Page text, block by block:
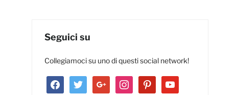
Seguici su
Collegiamoci su uno di questi social network!
facebooktwitter google instagrampinterestyoutube